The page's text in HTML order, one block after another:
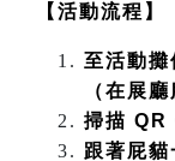
【活動流程】
至活動攤
（在展
掃描 QR
跟著屁貓